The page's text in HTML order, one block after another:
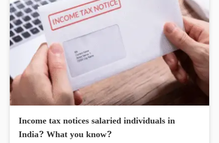
Income tax notices salaried individuals in
India? What you know?